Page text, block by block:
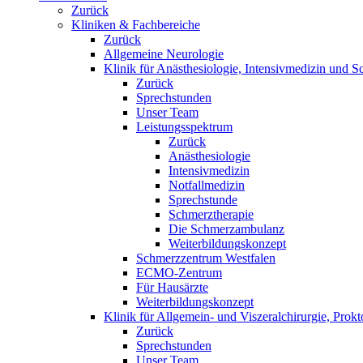
Zurück
Kliniken & Fachbereiche
Zurück
Allgemeine Neurologie
Klinik für Anästhesiologie, Intensivmedizin und
Zurück
Sprechstunden
Unser Team
Leistungsspektrum
Zurück
Anästhesiologie
Intensivmedizin
Notfallmedizin
Sprechstunde
Schmerztherapie
Die Schmerzambulanz
Weiterbildungskonzept
Schmerzzentrum Westfalen
ECMO-Zentrum
Für Hausärzte
Weiterbildungskonzept
Klinik für Allgemein- und Viszeralchirurgie,
Zurück
Sprechstunden
Unser Team